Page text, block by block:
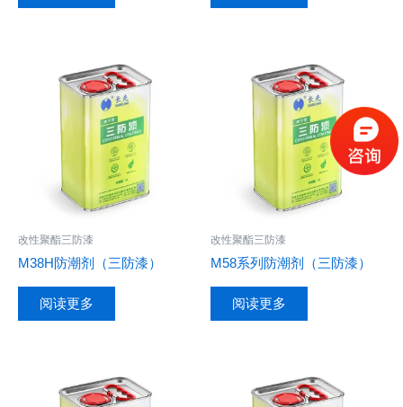
改性聚酯三防漆
M38H防潮剂（三防漆）
阅读更多
改性聚酯三防漆
M58系列防潮剂（三防漆）
阅读更多